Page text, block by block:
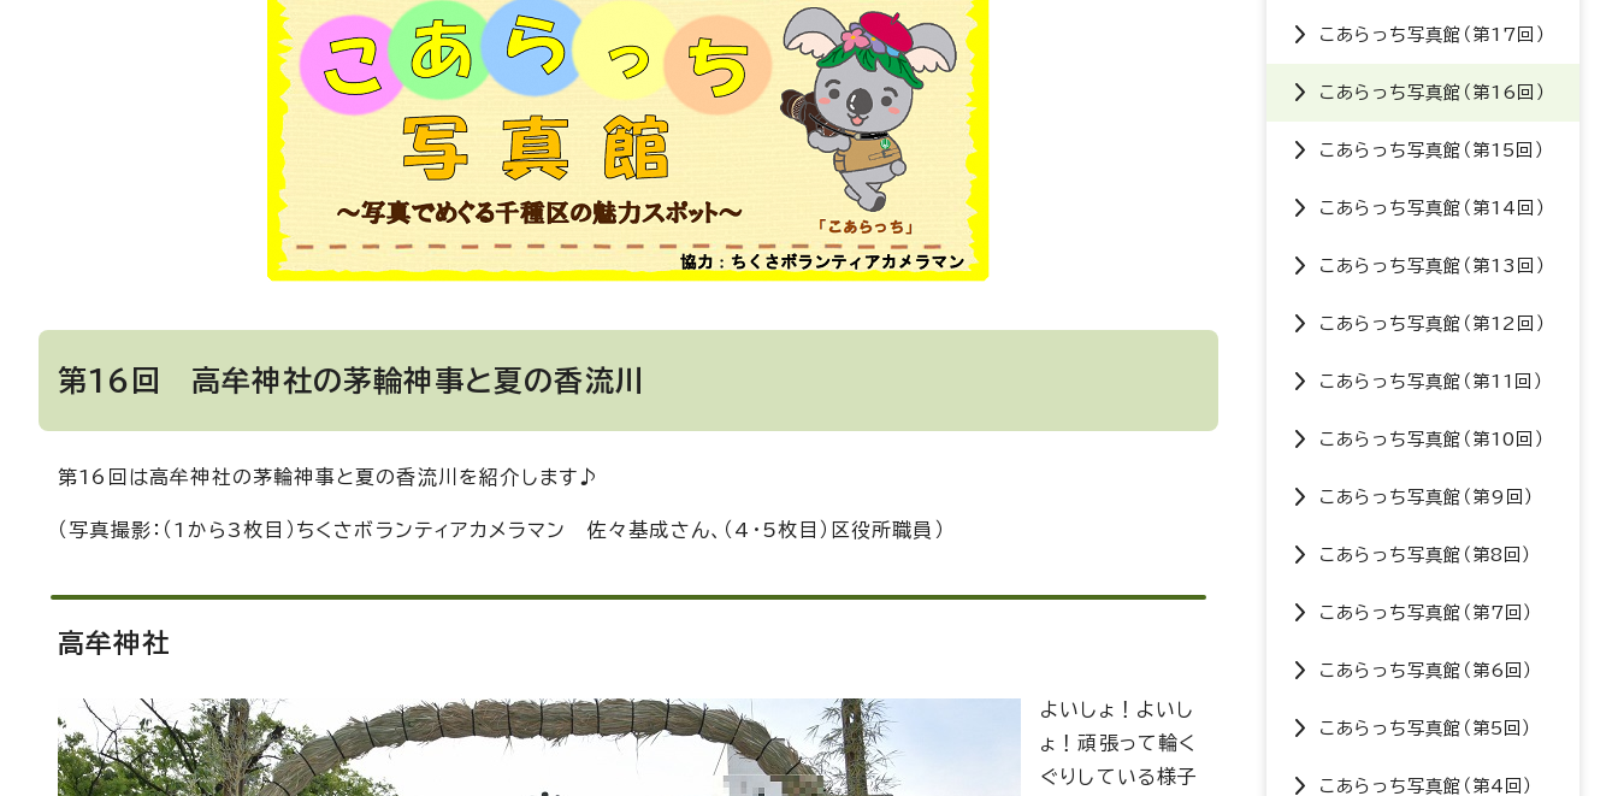
第16回 高牟神社の茅輪神事と夏の香流川
第16回は高牟神社の茅輪神事と夏の香流川を紹介します♪
（写真撮影：（1から3枚目）ちくさボランティアカメラマン 佐々基成さん、（4・5枚目）区役所職員）
高牟神社
よいしょ！よいし
ょ！頑張って輪く
ぐりしている様子
こあらっち写真館（第17回）
こあらっち写真館（第16回）
こあらっち写真館（第15回）
こあらっち写真館（第14回）
こあらっち写真館（第13回）
こあらっち写真館（第12回）
こあらっち写真館（第11回）
こあらっち写真館（第10回）
こあらっち写真館（第9回）
こあらっち写真館（第8回）
こあらっち写真館（第7回）
こあらっち写真館（第6回）
こあらっち写真館（第5回）
こあらっち写真館（第4回）